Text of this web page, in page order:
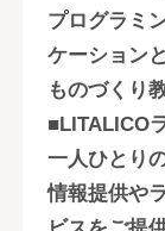
プログラミ
ケーション
ものづくり
■LITALICO
一人ひとり
情報提供や